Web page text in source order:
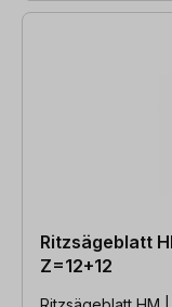
Ritzsägeblatt
Z=12+12